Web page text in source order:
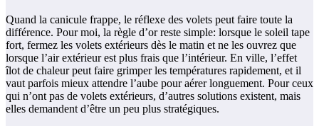
Quand la canicule frappe, le réflexe des volets peut faire toute la
différence. Pour moi, la règle d’or reste simple: lorsque le soleil tape
fort, fermez les volets extérieurs dès le matin et ne les ouvrez que
lorsque l’air extérieur est plus frais que l’intérieur. En ville, l’effet
îlot de chaleur peut faire grimper les températures rapidement, et il
vaut parfois mieux attendre l’aube pour aérer longuement. Pour ceux
qui n’ont pas de volets extérieurs, d’autres solutions existent, mais
elles demandent d’être un peu plus stratégiques.